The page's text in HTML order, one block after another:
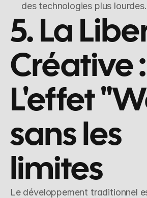
des technologies plus lourdes.
5. La
Créative :
L'effet
sans les
limites
Le développement traditionnel